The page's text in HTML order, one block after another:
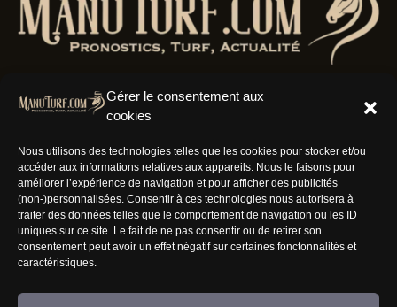
Gérer le consentement aux
cookies
Nous utilisons des technologies telles que les cookies pour stocker et/ou
accéder aux informations relatives aux appareils. Nous le faisons pour
améliorer l’expérience de navigation et pour afficher des publicités
(non-)personnalisées. Consentir à ces technologies nous autorisera à
traiter des données telles que le comportement de navigation ou les ID
uniques sur ce site. Le fait de ne pas consentir ou de retirer son
consentement peut avoir un effet négatif sur certaines fonctonnalités et
caractéristiques.
Informations
Nous rejoindre